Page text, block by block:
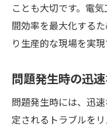
ことも大切です。電
間効率を最大化する
り生産的な現場を実現
問題発生時の迅
問題発生時には、迅
定されるトラブルを